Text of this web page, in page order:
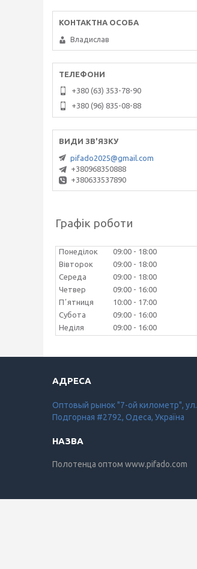
Владислав
+380 (63) 353-78-90
+380 (96) 835-08-88
pifado2025@gmail.com
+380968350888
+380633537890
Графік роботи
Понеділок 09:00
18:00
Вівторок
09:00
18:00
Середа
09:00
18:00
Четвер
09:00
16:00
Пʼятниця
10:00
17:00
Субота
09:00
16:00
Неділя
09:00 16:00
Оптовый рынок "7-ой километр", ул.
Подгорная #2792, Одеса, Україна
Полотенца оптом www.pifado.com